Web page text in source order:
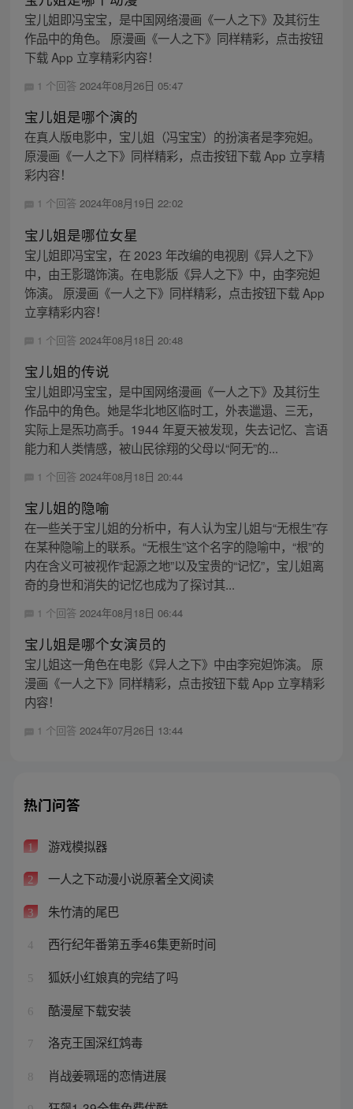
宝儿姐即冯宝宝，是中国网络漫画《一人之下》及其衍生
作品中的角色。 原漫画《一人之下》同样精彩，点击按钮
下载 App 立享精彩内容！
1 个回答 2024年08月26日 05:47
宝儿姐是哪个演的
在真人版电影中，宝儿姐（冯宝宝）的扮演者是李宛妲。
原漫画《一人之下》同样精彩，点击按钮下载 App 立享精
彩内容！
1 个回答 2024年08月19日 22:02
宝儿姐是哪位女星
宝儿姐即冯宝宝，在 2023 年改编的电视剧《异人之下》
中，由王影璐饰演。在电影版《异人之下》中，由李宛妲
饰演。 原漫画《一人之下》同样精彩，点击按钮下载 App
立享精彩内容！
1 个回答 2024年08月18日 20:48
宝儿姐的传说
宝儿姐即冯宝宝，是中国网络漫画《一人之下》及其衍生
作品中的角色。她是华北地区临时工，外表邋遢、三无，
实际上是炁功高手。1944 年夏天被发现，失去记忆、言语
能力和人类情感，被山民徐翔的父母以“阿无”的...
1 个回答 2024年08月18日 20:44
宝儿姐的隐喻
在一些关于宝儿姐的分析中，有人认为宝儿姐与“无根生”存
在某种隐喻上的联系。“无根生”这个名字的隐喻中，“根”的
内在含义可被视作“起源之地”以及宝贵的“记忆”，宝儿姐离
奇的身世和消失的记忆也成为了探讨其...
1 个回答 2024年08月18日 06:44
宝儿姐是哪个女演员的
宝儿姐这一角色在电影《异人之下》中由李宛妲饰演。 原
漫画《一人之下》同样精彩，点击按钮下载 App 立享精彩
内容！
1 个回答 2024年07月26日 13:44
热门问答
1 游戏模拟器
2 一人之下动漫小说原著全文阅读
3 朱竹清的尾巴
4 西行纪年番第五季46集更新时间
5 狐妖小红娘真的完结了吗
6 酷漫屋下载安装
7 洛克王国深红鸩毒
8 肖战姜珮瑶的恋情进展